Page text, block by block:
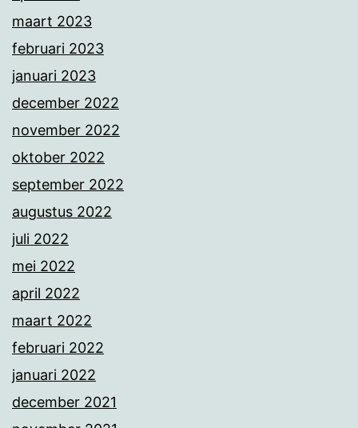
maart 2023
februari 2023
januari 2023
december 2022
november 2022
oktober 2022
september 2022
augustus 2022
juli 2022
mei 2022
april 2022
maart 2022
februari 2022
januari 2022
december 2021